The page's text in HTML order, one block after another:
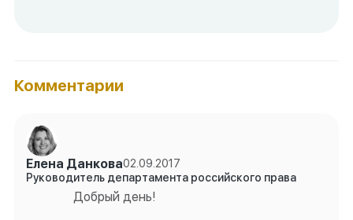
Комментарии
Елена Данкова02.09.2017
Руководитель департамента российского права
Добрый день!